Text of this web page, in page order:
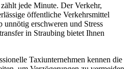
jede Minute. Der Verkehr,
öffentliche Verkehrsmittel
unnötig erschweren und Stress
in Straubing bietet Ihnen
Taxiunternehmen kennen die